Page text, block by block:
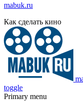
mabuk.ru
Как сделать кино
toggle
Primary menu